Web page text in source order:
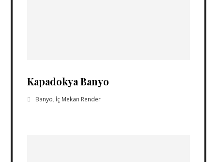
Kapadokya Banyo
Banyo, İç Mekan Render